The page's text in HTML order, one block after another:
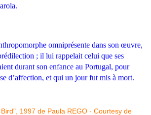
omniprésente dans son œuvre,
; il lui rappelait celui que ses
durant son enfance au Portugal, pour
d’affection, et qui un jour fut mis à mort.